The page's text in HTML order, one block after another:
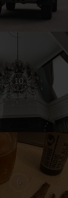
10
6